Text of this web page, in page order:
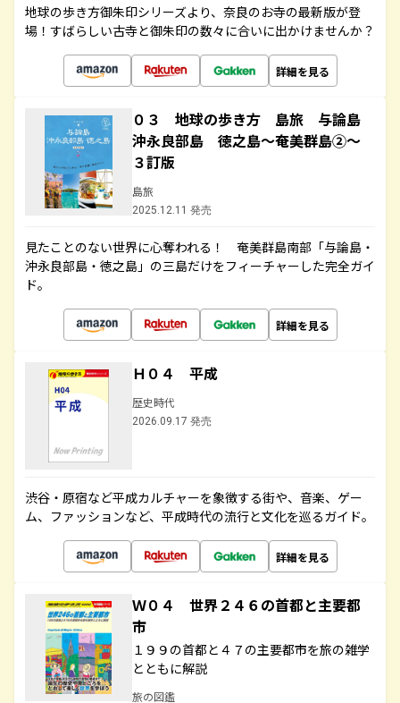
地球の歩き方御朱印シリーズより、奈良のお寺の最新版が登
場！すばらしい古寺と御朱印の数々に合いに出かけませんか？
詳細を見る
０３ 地球の歩き方 島旅 与論島
沖永良部島 徳之島～奄美群島②～
３訂版
島旅
2025.12.11 発売
見たことのない世界に心奪われる！ 奄美群島南部「与論島・
沖永良部島・徳之島」の三島だけをフィーチャーした完全ガイ
ド。
詳細を見る
Ｈ０４ 平成
歴史時代
2026.09.17 発売
渋谷・原宿など平成カルチャーを象徴する街や、音楽、ゲー
ム、ファッションなど、平成時代の流行と文化を巡るガイド。
詳細を見る
Ｗ０４ 世界２４６の首都と主要都
市
１９９の首都と４７の主要都市を旅の雑学
とともに解説
旅の図鑑